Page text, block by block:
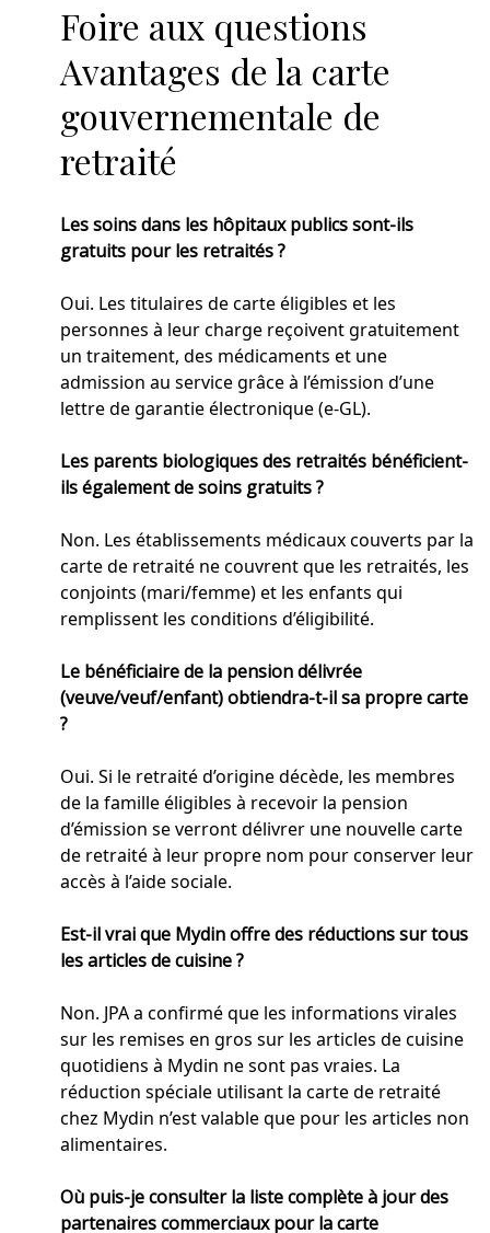
Foire aux questions
Avantages de la carte
gouvernementale de
retraité
Les soins dans les hôpitaux publics sont-ils
gratuits pour les retraités ?
Oui. Les titulaires de carte éligibles et les
personnes à leur charge reçoivent gratuitement
un traitement, des médicaments et une
admission au service grâce à l’émission d’une
lettre de garantie électronique (e-GL).
Les parents biologiques des retraités bénéficient-
ils également de soins gratuits ?
Non. Les établissements médicaux couverts par la
carte de retraité ne couvrent que les retraités, les
conjoints (mari/femme) et les enfants qui
remplissent les conditions d’éligibilité.
Le bénéficiaire de la pension délivrée
(veuve/veuf/enfant) obtiendra-t-il sa propre carte
?
Oui. Si le retraité d’origine décède, les membres
de la famille éligibles à recevoir la pension
d’émission se verront délivrer une nouvelle carte
de retraité à leur propre nom pour conserver leur
accès à l’aide sociale.
Est-il vrai que Mydin offre des réductions sur tous
les articles de cuisine ?
Non. JPA a confirmé que les informations virales
sur les remises en gros sur les articles de cuisine
quotidiens à Mydin ne sont pas vraies. La
réduction spéciale utilisant la carte de retraité
chez Mydin n’est valable que pour les articles non
alimentaires.
Où puis-je consulter la liste complète à jour des
partenaires commerciaux pour la carte